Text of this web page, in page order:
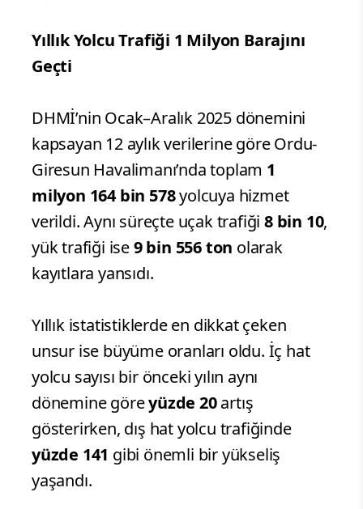
Yıllık Yolcu Trafiği 1 Milyon Barajını
Geçti
DHMİ’nin Ocak–Aralık 2025 dönemini
kapsayan 12 aylık verilerine göre Ordu-
Giresun Havalimanı’nda toplam 1
milyon 164 bin 578yolcuya hizmet
verildi. Aynı süreçte uçak trafiği 8 bin 10,
yük trafiği ise9 bin 556 ton olarak
kayıtlara yansıdı.
Yıllık istatistiklerde en dikkat çeken
unsur ise büyüme oranları oldu. İç hat
yolcu sayısı bir önceki yılın aynı
dönemine göreyüzde 20artış
gösterirken, dış hat yolcu trafiğinde
yüzde 141 gibi önemli bir yükseliş
yaşandı.